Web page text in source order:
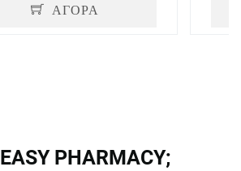
ΑΓΟΡΑ
EASY PHARMACY;